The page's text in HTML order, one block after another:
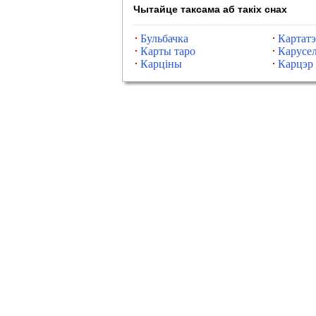
Чытайце таксама аб такіх снах
Бульбачка
Карты таро
Карціны
Карцэр